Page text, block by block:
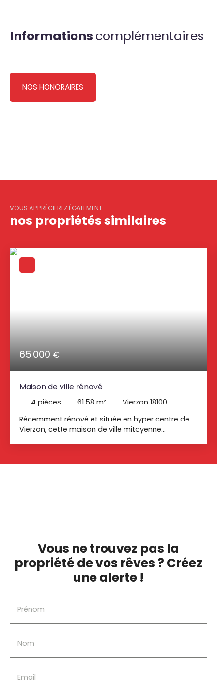
Informations complémentaires
NOS HONORAIRES
VOUS APPRÉCIEREZ ÉGALEMENT
nos propriétés similaires
65 000€
Maison de ville rénové
4 pièces 61.58 m²
Vierzon 18100
Récemment rénové et située en hyper centre de
Vierzon, cette maison de ville mitoyenne
Vous ne trouvez pas la
propriété de vos rêves ? Créez
une alerte !
Prénom
Nom
Email